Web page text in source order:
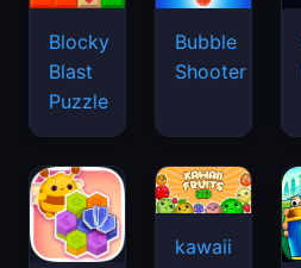
Blocky
Blast
Puzzle
Bubble
Shooter
kawaii